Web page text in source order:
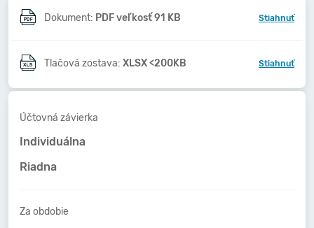
Dokument: PDF veľkosť 91 KB Stiahnuť
Tlačová zostava: XLSX <200KB Stiahnuť
Účtovná závierka
Individuálna
Riadna
Za obdobie